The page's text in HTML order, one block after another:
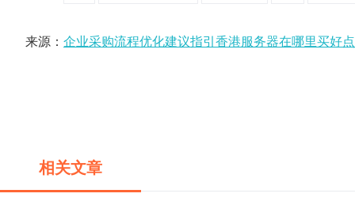
来源： 企业采购流程优化建议指引香港服务器在哪里买好
相关文章